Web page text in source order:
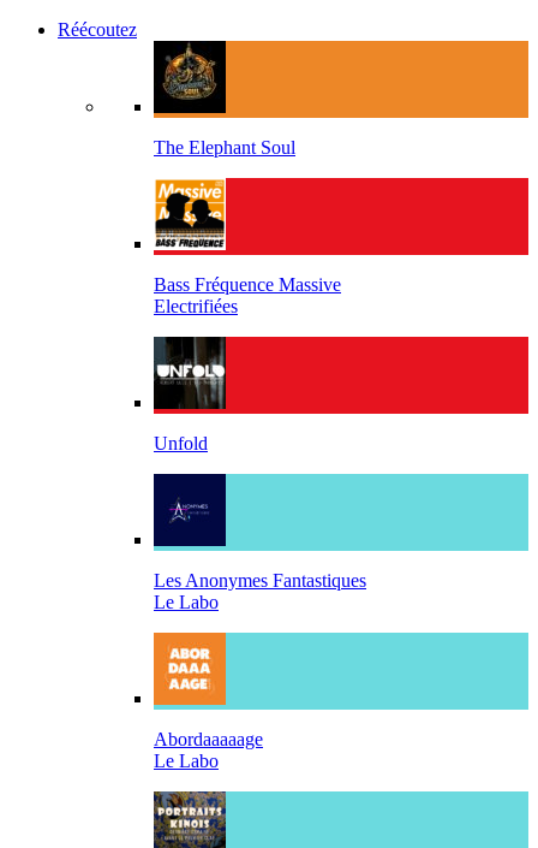
Réécoutez
The Elephant Soul
Bass Fréquence Massive
Electrifiées
Unfold
Les Anonymes Fantastiques
Le Labo
Abordaaaaage
Le Labo